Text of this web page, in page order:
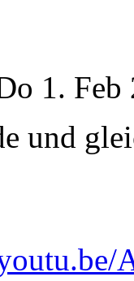
1. Feb
und